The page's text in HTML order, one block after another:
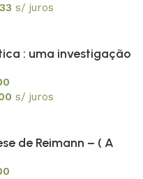
s/ juros
: uma investigação
11
s/ juros
de Reimann – ( A